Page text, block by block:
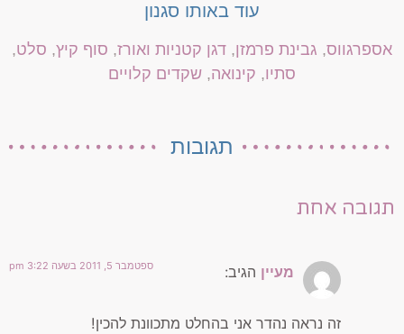
עוד באותו סגנון
אספרגווס, גבינת פרמזן, דגן קטניות ואורז, סוף קיץ, סלט,
סתיו, קינואה, שקדים קלויים
תגובות
תגובה אחת
מעיין הגיב: ספטמבר 5, 2011 בשעה 3:22 pm
זה נראה נהדר אני בהחלט מתכוונת להכין!